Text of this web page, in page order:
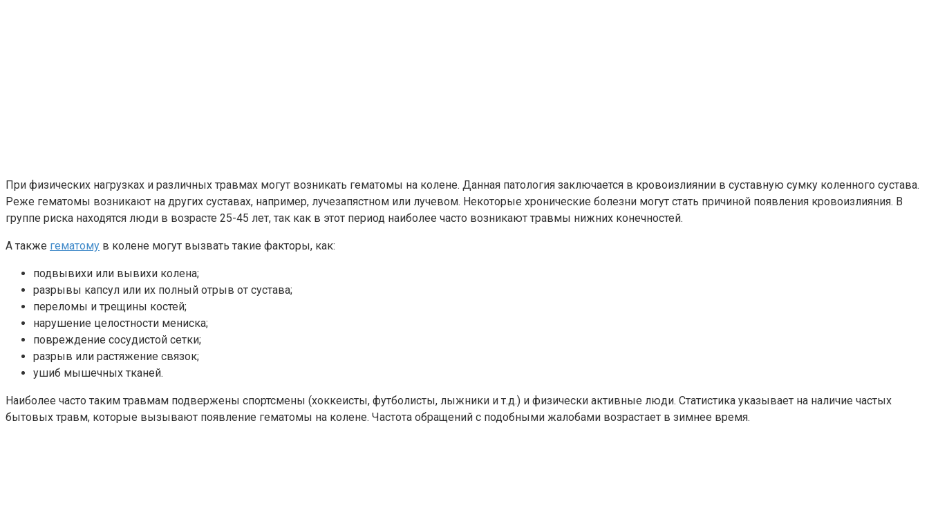
При физических нагрузках и различных травмах могут возникать гематомы на колене. Данная патология заключается в кровоизлиянии в суставную сумку коленного сустава.
Реже гематомы возникают на других суставах, например, лучезапястном или лучевом. Некоторые хронические болезни могут стать причиной появления кровоизлияния. В
группе риска находятся люди в возрасте 25-45 лет, так как в этот период наиболее часто возникают травмы нижних конечностей.
А также гематому в колене могут вызвать такие факторы, как:
подвывихи или вывихи колена;
разрывы капсул или их полный отрыв от сустава;
переломы и трещины костей;
нарушение целостности мениска;
повреждение сосудистой сетки;
разрыв или растяжение связок;
ушиб мышечных тканей.
Наиболее часто таким травмам подвержены спортсмены (хоккеисты, футболисты, лыжники и т.д.) и физически активные люди. Статистика указывает на наличие частых
бытовых травм, которые вызывают появление гематомы на колене. Частота обращений с подобными жалобами возрастает в зимнее время.